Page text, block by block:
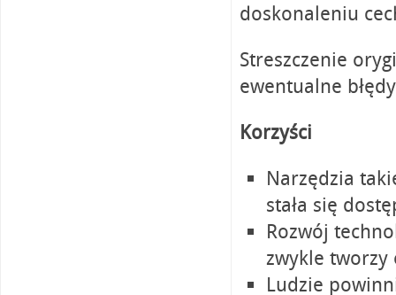
doskonaleniu
Streszczenie
ewentualne
Korzyści
Narzędzia
stała się
Rozwój
zwykle tworzy
Ludzie